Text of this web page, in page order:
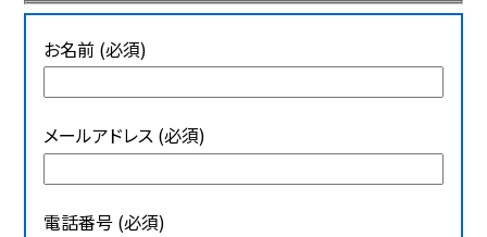
お名前 (必須)
メールアドレス (必須)
電話番号 (必須)